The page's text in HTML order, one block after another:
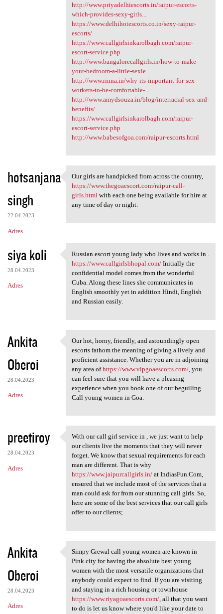
http://www.priyadelhiescorts.in/raipur-escorts-
which-provides-sexy-girls...
https://www.delhihotescorts.co.in/sexy-raipur-
escorts/
https://www.callgirlsinkarolbagh.com/raipur-
escort-service.php
http://www.bangalorecallgirls.in/how-to-make-
your-bedroom-a-little-sexie...
http://www.rinna.in/why-its-important-for-sex-
workers-to-be-comfortable-...
http://www.amydsouza.in/blog/interracial-sex-and-
benefits/
https://www.callgirlsinkarolbagh.com/raipur-
escort-service.php
http://www.babesofgoa.com/raipur-escorts.html
hotsanjana
singh
22.04.2023
Adres
Our girls are handpicked from
Our girls are handpicked from across the country,
https://www.thegoaescort.com/raipur-call-
girls.htmlwith each one being available for hire at
any time of day or night.
siya koli
28.04.2023
Adres
Russian escort young lady who
Russian escort young lady who lives and works in .
https://www.callgirlsbhopal.com/Initially the
confidential model comes from the wonderful
Cuba. Along these lines she communicates in
English smoothly yet in addition Hindi, English
and Russian easily.
Ankita
Oberoi
28.04.2023
Adres
Our hot, horny, friendly, and
Our hot, horny, friendly, and astoundingly open
escorts fathom the meaning of giving a lively and
proficient assistance. Whether you are in adjoining
any area ofhttps://www.vipgoaescorts.com/, you
can feel sure that you will have a pleasing
experience when you book one of our beguiling
Call young women in Goa.
preetiroy
28.04.2023
Adres
With our call girl service in
With our call girl service in , we just want to help
our clients live the moments that they will never
forget. We know that sexual requirements for each
man are different. That is why
https://www.jaipurcallgirls.in/at IndiasFun.Com,
ensured that we include most of the services that a
man could ask for from our stunning call girls. So,
here are some of the best services that our call girls
offer to our clients;
Ankita
Oberoi
28.04.2023
Adres
Simpy Grewal call young women
Simpy Grewal call young women are known in
Pink city for having the absolute best young
women with the most versatile organizations that
anybody could expect to find. If you are visiting
and staying in a rich housing or townhouse
https://www.riyagoaescorts.com/, all that you want
to do is let us know where you'd like your date to